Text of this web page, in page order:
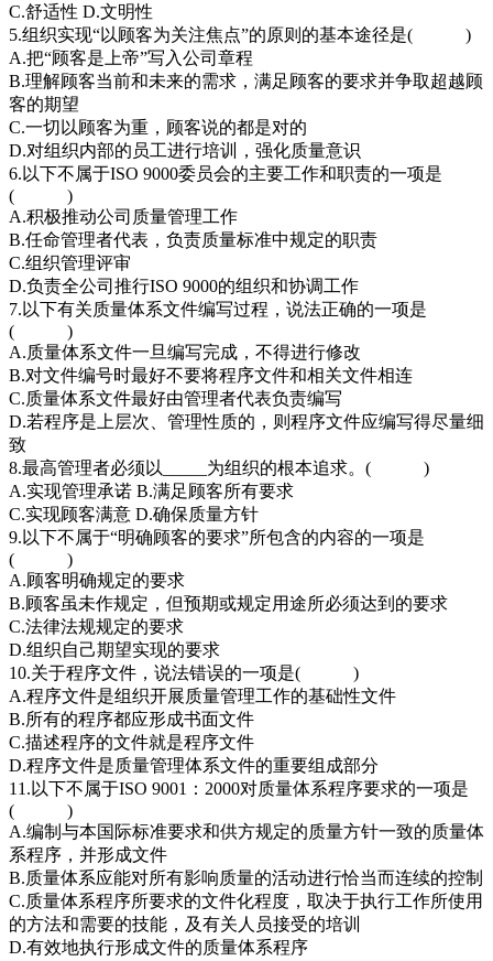
C.舒适性 D.文明性
5.组织实现“以顾客为关注焦点”的原则的基本途径是( )
A.把“顾客是上帝”写入公司章程
B.理解顾客当前和未来的需求，满足顾客的要求并争取超越顾
客的期望
C.一切以顾客为重，顾客说的都是对的
D.对组织内部的员工进行培训，强化质量意识
6.以下不属于ISO 9000委员会的主要工作和职责的一项是
( )
A.积极推动公司质量管理工作
B.任命管理者代表，负责质量标准中规定的职责
C.组织管理评审
D.负责全公司推行ISO 9000的组织和协调工作
7.以下有关质量体系文件编写过程，说法正确的一项是
( )
A.质量体系文件一旦编写完成，不得进行修改
B.对文件编号时最好不要将程序文件和相关文件相连
C.质量体系文件最好由管理者代表负责编写
D.若程序是上层次、管理性质的，则程序文件应编写得尽量细
致
8.最高管理者必须以_____为组织的根本追求。( )
A.实现管理承诺 B.满足顾客所有要求
C.实现顾客满意 D.确保质量方针
9.以下不属于“明确顾客的要求”所包含的内容的一项是
( )
A.顾客明确规定的要求
B.顾客虽未作规定，但预期或规定用途所必须达到的要求
C.法律法规规定的要求
D.组织自己期望实现的要求
10.关于程序文件，说法错误的一项是( )
A.程序文件是组织开展质量管理工作的基础性文件
B.所有的程序都应形成书面文件
C.描述程序的文件就是程序文件
D.程序文件是质量管理体系文件的重要组成部分
11.以下不属于ISO 9001：2000对质量体系程序要求的一项是
( )
A.编制与本国际标准要求和供方规定的质量方针一致的质量体
系程序，并形成文件
B.质量体系应能对所有影响质量的活动进行恰当而连续的控制
C.质量体系程序所要求的文件化程度，取决于执行工作所使用
的方法和需要的技能，及有关人员接受的培训
D.有效地执行形成文件的质量体系程序